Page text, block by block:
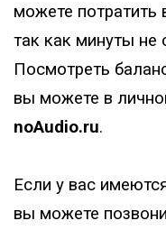
можете потратить
так как минуты не
Посмотреть
вы можете в
noAudio.ru.
Если у вас
вы можете